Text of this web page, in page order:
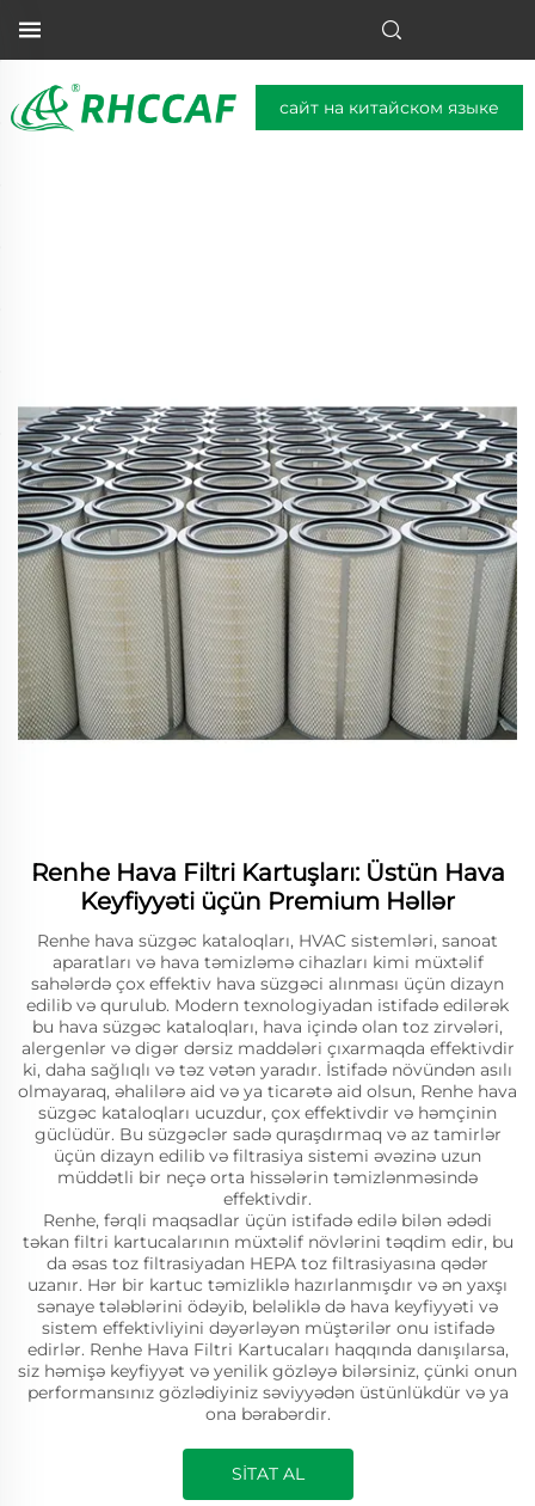
сайт на китайском языке
Renhe Hava Filtri Kartuşları: Üstün Hava
Keyfiyyəti üçün Premium Həllər
Renhe hava süzgəc kataloqları, HVAC sistemləri, sanoat
aparatları və hava təmizləmə cihazları kimi müxtəlif
sahələrdə çox effektiv hava süzgəci alınması üçün dizayn
edilib və qurulub. Modern texnologiyadan istifadə edilərək
bu hava süzgəc kataloqları, hava içində olan toz zirvələri,
alergenlər və digər dərsiz maddələri çıxarmaqda effektivdir
ki, daha sağlıqlı və təz vətən yaradır. İstifadə növündən asılı
olmayaraq, əhalilərə aid və ya ticarətə aid olsun, Renhe hava
süzgəc kataloqları ucuzdur, çox effektivdir və həmçinin
güclüdür. Bu süzgəclər sadə quraşdırmaq və az tamirlər
üçün dizayn edilib və filtrasiya sistemi əvəzinə uzun
müddətli bir neçə orta hissələrin təmizlənməsində
effektivdir.
Renhe, fərqli maqsadlar üçün istifadə edilə bilən ədədi
təkan filtri kartucalarının müxtəlif növlərini təqdim edir, bu
da əsas toz filtrasiyadan HEPA toz filtrasiyasına qədər
uzanır. Hər bir kartuc təmizliklə hazırlanmışdır və ən yaxşı
sənaye tələblərini ödəyib, beləliklə də hava keyfiyyəti və
sistem effektivliyini dəyərləyən müştərilər onu istifadə
edirlər. Renhe Hava Filtri Kartucaları haqqında danışılarsa,
siz həmişə keyfiyyət və yenilik gözləyə bilərsiniz, çünki onun
performansınız gözlədiyiniz səviyyədən üstünlükdür və ya
ona bərabərdir.
SİTAT AL